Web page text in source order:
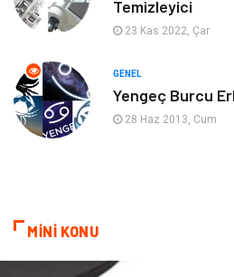
Mobilya
Evlilik Rehberi
Astroloji
Temizleyici
23 Kas 2022, Çar
GENEL
Yengeç Burcu
28 Haz 2013, Cum
MİNİ KONU